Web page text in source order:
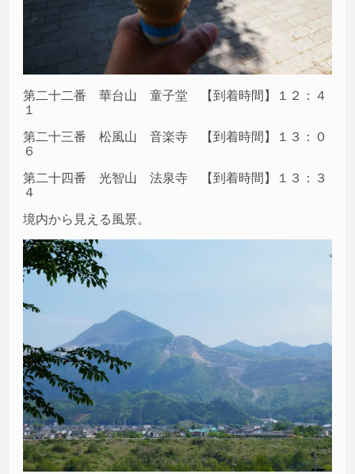
第二十二番 華台山 童子堂 【到着時間】１２：４
１
第二十三番 松風山 音楽寺 【到着時間】１３：０
６
第二十四番 光智山 法泉寺 【到着時間】１３：３
４
境内から見える風景。